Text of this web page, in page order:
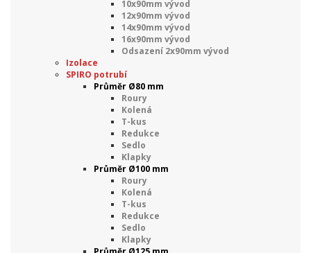
10x90mm vývod
12x90mm vývod
14x90mm vývod
16x90mm vývod
Odsazení 2x90mm vývod
Izolace
SPIRO potrubí
Průměr Ø80 mm
Roury
Kolená
T-kus
Redukce
Sedlo
Klapky
Průměr Ø100 mm
Roury
Kolená
T-kus
Redukce
Sedlo
Klapky